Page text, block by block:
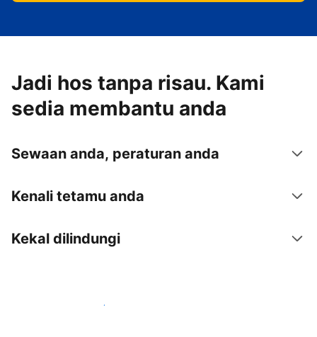
Jadi hos tanpa risau. Kami
sedia membantu anda
Sewaan anda, peraturan anda
Kenali tetamu anda
Kekal dilindungi
Jadi hos bersama kami hari ini